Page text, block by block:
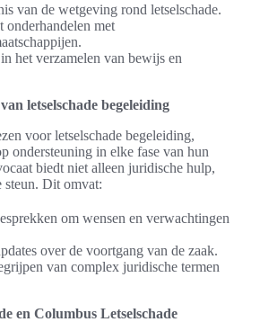
van de wetgeving rond letselschade.
onderhandelen met
het verzamelen van bewijs en
letselschade begeleiding
voor letselschade begeleiding,
ondersteuning in elke fase van hun
biedt niet alleen juridische hulp,
steun. Dit omvat:
om wensen en verwachtingen
over de voortgang van de zaak.
van complex juridische termen
en Columbus Letselschade